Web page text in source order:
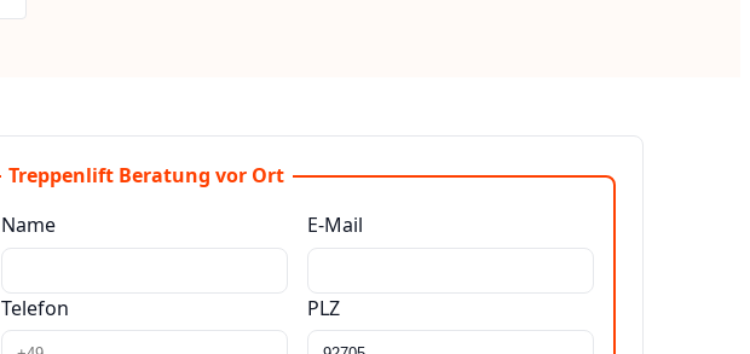
Treppenlift Beratung vor Ort
Name
E-Mail
Telefon PLZ